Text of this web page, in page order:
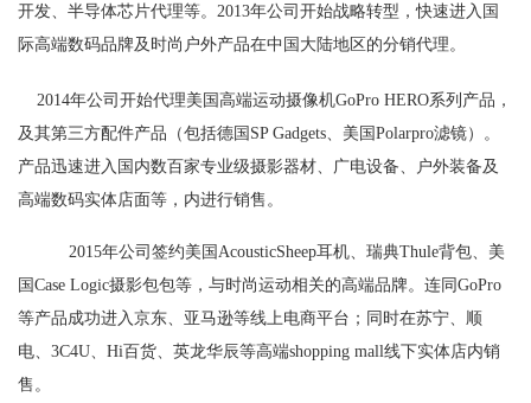
开发、半导体芯片代理等。 2013年公司开始战略转型，快速进入 国
际高端数码品牌及时尚户外产品在中国大陆地区的分销代理。
2014年公司开始代理美国高端运动摄像机GoPro HERO系列产品，
及其第三方配件产品（包括德国 SP Gadgets 美国 Polarpro滤镜）。
产品迅速进入国内数百家专业级摄影器材、广电设备、户外装备及
高端数码实体店面等，内进行销售。
2015年公司签约美国 AcousticSheep耳机、瑞典Thule背包、美
国 Case Logic摄影包包等， 与时尚运动相关的高端品牌。连同 GoPro
等产品成功进入京东、亚马逊等线上电商平台；同时在苏宁、顺
电、 3C4U Hi百货、英龙华辰等高端shopping mall线下实体店内销
售。